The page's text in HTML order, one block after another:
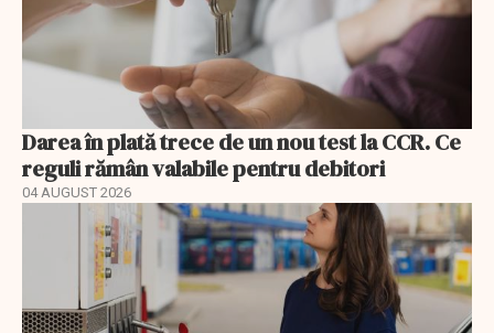
Darea în plată trece de un nou test la CCR. Ce
reguli rămân valabile pentru debitori
04 AUGUST 2026